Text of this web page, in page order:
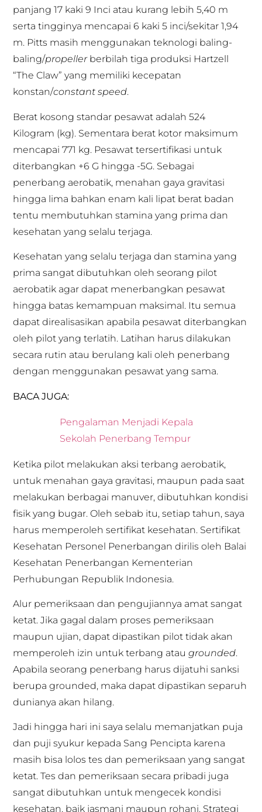
panjang 17 kaki 9 Inci atau kurang lebih 5,40 m
serta tingginya mencapai 6 kaki 5 inci/sekitar 1,94
m. Pitts masih menggunakan teknologi baling-
baling/propellerberbilah tiga produksi Hartzell
“The Claw” yang memiliki kecepatan
konstan/constant speed.
Berat kosong standar pesawat adalah 524
Kilogram (kg). Sementara berat kotor maksimum
mencapai 771 kg. Pesawat tersertifikasi untuk
diterbangkan +6 G hingga -5G. Sebagai
penerbang aerobatik, menahan gaya gravitasi
hingga lima bahkan enam kali lipat berat badan
tentu membutuhkan stamina yang prima dan
kesehatan yang selalu terjaga.
Kesehatan yang selalu terjaga dan stamina yang
prima sangat dibutuhkan oleh seorang pilot
aerobatik agar dapat menerbangkan pesawat
hingga batas kemampuan maksimal. Itu semua
dapat direalisasikan apabila pesawat diterbangkan
oleh pilot yang terlatih. Latihan harus dilakukan
secara rutin atau berulang kali oleh penerbang
dengan menggunakan pesawat yang sama.
BACA JUGA:
Pengalaman Menjadi Kepala
Sekolah Penerbang Tempur
Ketika pilot melakukan aksi terbang aerobatik,
untuk menahan gaya gravitasi, maupun pada saat
melakukan berbagai manuver, dibutuhkan kondisi
fisik yang bugar. Oleh sebab itu, setiap tahun, saya
harus memperoleh sertifikat kesehatan. Sertifikat
Kesehatan Personel Penerbangan dirilis oleh Balai
Kesehatan Penerbangan Kementerian
Perhubungan Republik Indonesia.
Alur pemeriksaan dan pengujiannya amat sangat
ketat. Jika gagal dalam proses pemeriksaan
maupun ujian, dapat dipastikan pilot tidak akan
memperoleh izin untuk terbang ataugrounded.
Apabila seorang penerbang harus dijatuhi sanksi
berupa grounded, maka dapat dipastikan separuh
dunianya akan hilang.
Jadi hingga hari ini saya selalu memanjatkan puja
dan puji syukur kepada Sang Pencipta karena
masih bisa lolos tes dan pemeriksaan yang sangat
ketat. Tes dan pemeriksaan secara pribadi juga
sangat dibutuhkan untuk mengecek kondisi
kesehatan, baik jasmani maupun rohani. Strategi